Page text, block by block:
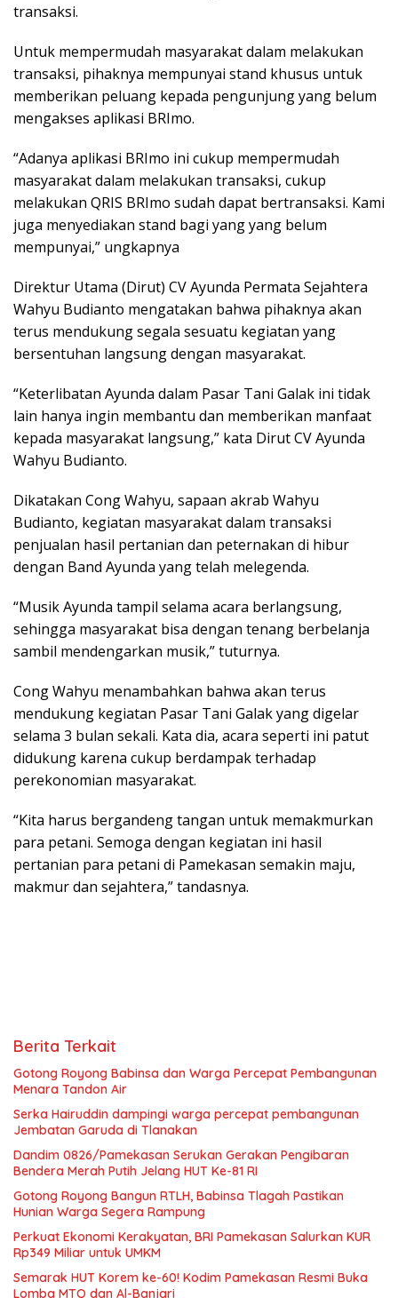
transaksi.
Untuk mempermudah masyarakat dalam melakukan
transaksi, pihaknya mempunyai stand khusus untuk
memberikan peluang kepada pengunjung yang belum
mengakses aplikasi BRImo.
“Adanya aplikasi BRImo ini cukup mempermudah
masyarakat dalam melakukan transaksi, cukup
melakukan QRIS BRImo sudah dapat bertransaksi. Kami
juga menyediakan stand bagi yang yang belum
mempunyai,” ungkapnya
Direktur Utama (Dirut) CV Ayunda Permata Sejahtera
Wahyu Budianto mengatakan bahwa pihaknya akan
terus mendukung segala sesuatu kegiatan yang
bersentuhan langsung dengan masyarakat.
“Keterlibatan Ayunda dalam Pasar Tani Galak ini tidak
lain hanya ingin membantu dan memberikan manfaat
kepada masyarakat langsung,” kata Dirut CV Ayunda
Wahyu Budianto.
Dikatakan Cong Wahyu, sapaan akrab Wahyu
Budianto, kegiatan masyarakat dalam transaksi
penjualan hasil pertanian dan peternakan di hibur
dengan Band Ayunda yang telah melegenda.
“Musik Ayunda tampil selama acara berlangsung,
sehingga masyarakat bisa dengan tenang berbelanja
sambil mendengarkan musik,” tuturnya.
Cong Wahyu menambahkan bahwa akan terus
mendukung kegiatan Pasar Tani Galak yang digelar
selama 3 bulan sekali. Kata dia, acara seperti ini patut
didukung karena cukup berdampak terhadap
perekonomian masyarakat.
“Kita harus bergandeng tangan untuk memakmurkan
para petani. Semoga dengan kegiatan ini hasil
pertanian para petani di Pamekasan semakin maju,
makmur dan sejahtera,” tandasnya.
Berita Terkait
Gotong Royong Babinsa dan Warga Percepat Pembangunan
Menara Tandon Air
Serka Hairuddin dampingi warga percepat pembangunan
Jembatan Garuda di Tlanakan
Dandim 0826/Pamekasan Serukan Gerakan Pengibaran
Bendera Merah Putih Jelang HUT Ke-81 RI
Gotong Royong Bangun RTLH, Babinsa Tlagah Pastikan
Hunian Warga Segera Rampung
Perkuat Ekonomi Kerakyatan, BRI Pamekasan Salurkan KUR
Rp349 Miliar untuk UMKM
Semarak HUT Korem ke-60! Kodim Pamekasan Resmi Buka
Lomba MTQ dan Al-Banjari